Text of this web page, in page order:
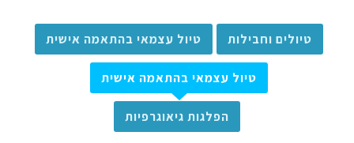
טיולים וחבילות טיול עצמאי בהתאמה אישית
טיול עצמאי בהתאמה אישית
הפלגות גיאוגרפיות